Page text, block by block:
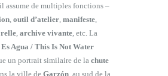
il assume de multiples fonctions –
, outil d’atelier, manifeste,
, archive vivante, etc. La
Agua / This Is Not Water
un portrait similaire de la chute
la ville de Garzón, au sud de la